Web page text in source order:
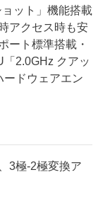
ット」機能搭載
アクセス時も安
ート標準搭載・
2.0GHz クアッ
ードウェアエン
3極-2極変換ア